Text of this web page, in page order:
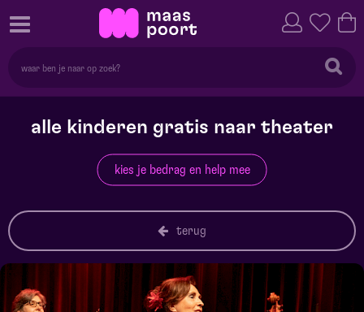
alle kinderen gratis naar theater
kies je bedrag en help mee
terug